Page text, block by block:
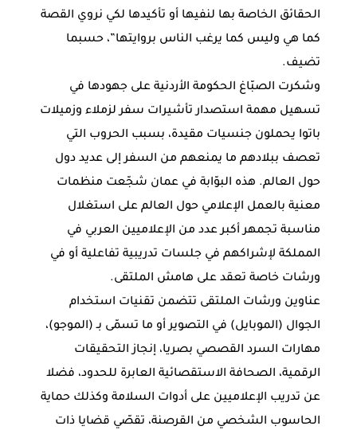
الحقائق الخاصة بها لنفيها أو تأكيدها لكي نروي القصة
كما هي وليس كما يرغب الناس بروايتها”، حسبما
تضيف.
وشكرت الصبّاغ الحكومة الأردنية على جهودها في
تسهيل مهمة استصدار تأشيرات سفر لزملاء وزميلات
باتوا يحملون جنسيات مقيدة، بسبب الحروب التي
تعصف ببلادهم ما يمنعهم من السفر إلى عديد دول
حول العالم. هذه البوّابة في عمان شجّعت منظمات
معنية بالعمل الإعلامي حول العالم على استغلال
مناسبة تجمهر أكبر عدد من الإعلاميين العربي في
المملكة لإشراكهم في جلسات تدريبية تفاعلية أو في
ورشات خاصة تعقد على هامش الملتقى.
عناوين ورشات الملتقى تتضمن تقنيات استخدام
الجوال (الموبايل) في التصوير أو ما تسمّى بـ (الموجو)،
مهارات السرد القصصي بصريا، إنجاز التحقيقات
الرقمية، الصحافة الاستقصائية العابرة للحدود، فضلا
عن تدريب الإعلاميين على أدوات السلامة وكذلك حماية
الحاسوب الشخصي من القرصنة، تقصّي قضايا ذات